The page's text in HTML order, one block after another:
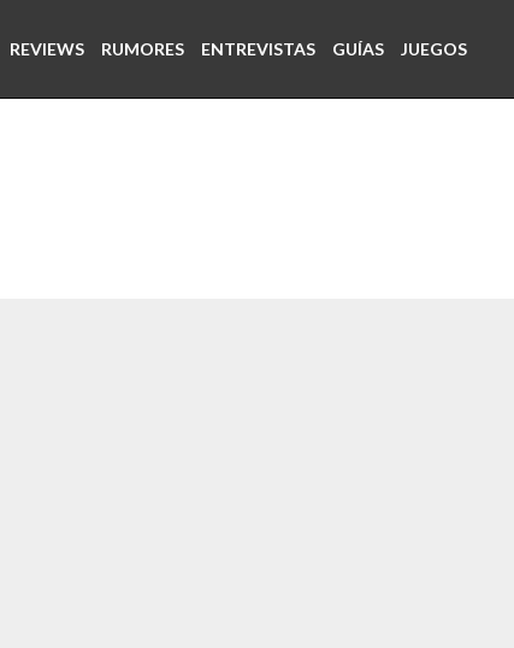
REVIEWS RUMORES ENTREVISTAS GUÍAS JUEGOS